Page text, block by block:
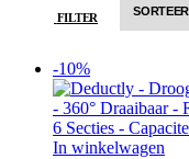
FILTER
-10%
In winkelwagen